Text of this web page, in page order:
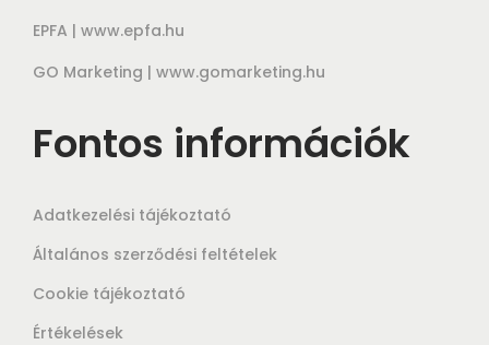
EPFA | www.epfa.hu
GO Marketing | www.gomarketing.hu
Fontos információk
Adatkezelési tájékoztató
Általános szerződési feltételek
Cookie tájékoztató
Értékelések